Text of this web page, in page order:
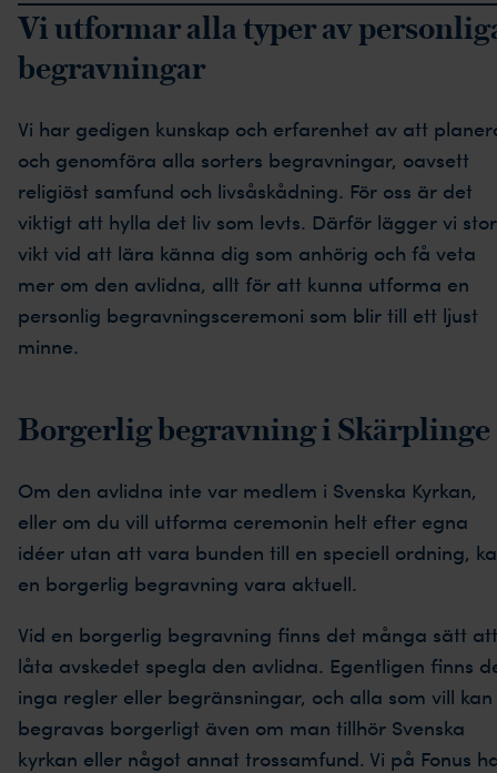
Vi utformar alla typer av
begravningar
Vi har gedigen kunskap och erfarenhet av att
och genomföra alla sorters begravningar, oavsett
religiöst samfund och livsåskådning. För oss är det
viktigt att hylla det liv som levts. Därför lägger vi stor
vikt vid att lära känna dig som anhörig och få veta
mer om den avlidna, allt för att kunna utforma en
personlig begravningsceremoni som blir till ett ljust
minne.
Borgerlig begravning i Skärplinge
Om den avlidna inte var medlem i Svenska Kyrkan,
eller om du vill utforma ceremonin helt efter egna
idéer utan att vara bunden till en speciell ordning,
en borgerlig begravning vara aktuell.
Vid en borgerlig begravning finns det många sätt att
låta avskedet spegla den avlidna. Egentligen finns
inga regler eller begränsningar, och alla som vill kan
begravas borgerligt även om man tillhör Svenska
kyrkan eller något annat trossamfund. Vi på Fonus